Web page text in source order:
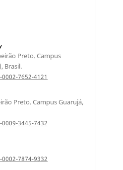
Preto. Campus
Brasil.
7652-4121
Preto. Campus Guarujá,
3445-7432
7874-9332